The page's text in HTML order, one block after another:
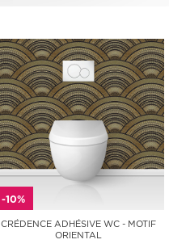
-10%
CRÉDENCE ADHÉSIVE WC - MOTIF
ORIENTAL